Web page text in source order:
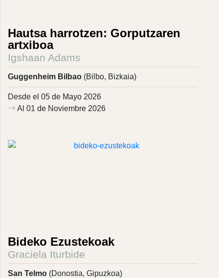
Hautsa harrotzen: Gorputzaren
artxiboa
Igshaan Adams
Guggenheim Bilbao (Bilbo, Bizkaia)
Desde el 05 de Mayo 2026
Al 01 de Noviembre 2026
Bideko Ezustekoak
Graciela Iturbide
San Telmo (Donostia, Gipuzkoa)